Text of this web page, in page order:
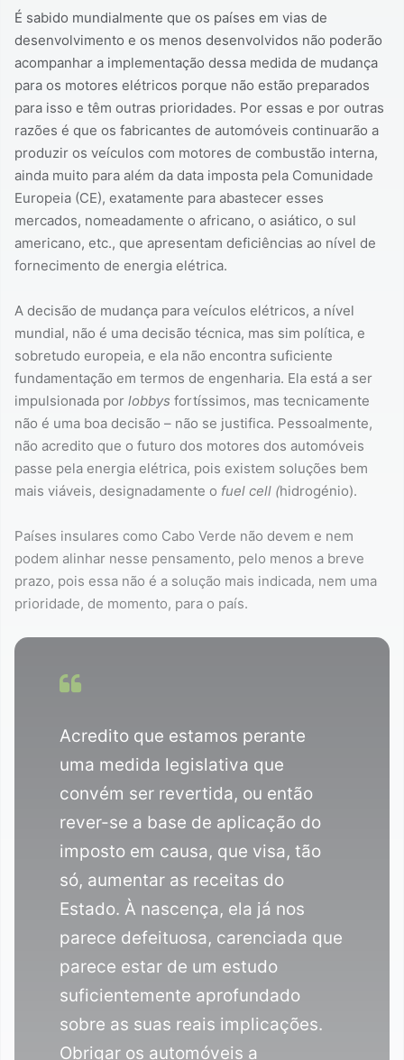
É sabido mundialmente que os países em vias de
desenvolvimento e os menos desenvolvidos não poderão
acompanhar a implementação dessa medida de mudança
para os motores elétricos porque não estão preparados
para isso e têm outras prioridades. Por essas e por outras
razões é que os fabricantes de automóveis continuarão a
produzir os veículos com motores de combustão interna,
ainda muito para além da data imposta pela Comunidade
Europeia (CE), exatamente para abastecer esses
mercados, nomeadamente o africano, o asiático, o sul
americano, etc., que apresentam deficiências ao nível de
fornecimento de energia elétrica.
A decisão de mudança para veículos elétricos, a nível
mundial, não é uma decisão técnica, mas sim política, e
sobretudo europeia, e ela não encontra suficiente
fundamentação em termos de engenharia. Ela está a ser
impulsionada por lobbys fortíssimos, mas tecnicamente
não é uma boa decisão – não se justifica. Pessoalmente,
não acredito que o futuro dos motores dos automóveis
passe pela energia elétrica, pois existem soluções bem
mais viáveis, designadamente o fuel cell (hidrogénio).
Países insulares como Cabo Verde não devem e nem
podem alinhar nesse pensamento, pelo menos a breve
prazo, pois essa não é a solução mais indicada, nem uma
prioridade, de momento, para o país.
Acredito que estamos perante
uma medida legislativa que
convém ser revertida, ou então
rever-se a base de aplicação do
imposto em causa, que visa, tão
só, aumentar as receitas do
Estado. À nascença, ela já nos
parece defeituosa, carenciada que
parece estar de um estudo
suficientemente aprofundado
sobre as suas reais implicações.
Obrigar os automóveis a